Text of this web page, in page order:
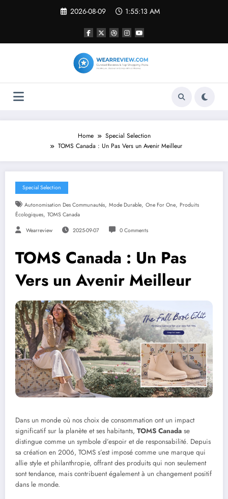
2026-08-09 1:55:13 AM
Home
Special Selection
TOMS Canada : Un Pas Vers un Avenir Meilleur
Special Selection
Autonomisation Des Communautés, Mode Durable, One For One, Produits
Écologiques, TOMS Canada
Wearreview 2025-09-07 0 Comments
TOMS Canada : Un Pas
Vers un Avenir Meilleur
Dans un monde où nos choix de consommation ont un impact
significatif sur la planète et ses habitants, TOMS Canada se
distingue comme un symbole d’espoir et de responsabilité. Depuis
sa création en 2006, TOMS s’est imposé comme une marque qui
allie style et philanthropie, offrant des produits qui non seulement
sont tendance, mais contribuent également à un changement positif
dans le monde.